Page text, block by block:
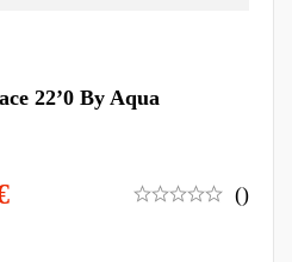
22’0 By Aqua
()